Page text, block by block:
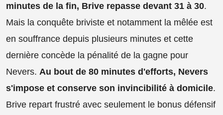
minutes de la fin, Brive repasse devant 31 à 30.
Mais la conquête briviste et notamment la mêlée est
en souffrance depuis plusieurs minutes et cette
dernière concède la pénalité de la gagne pour
Nevers. Au bout de 80 minutes d'efforts, Nevers
s'impose et conserve son invincibilité à domicile.
Brive repart frustré avec seulement le bonus défensif